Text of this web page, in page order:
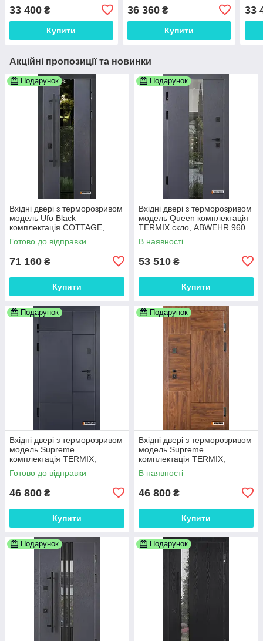
України
33 400 ₴
Купити
України, ручка труба
36 360₴
Купити
33
Акційні пропозиції та новинки
Подарунок
Вхідні двері з терморозривом
модель Ufo Black
комплектація COTTAGE,
ABWEHR
Готово до відправки
71 160 ₴
Купити
Подарунок
Вхідні двері з терморозривом
модель Queen комплектація
TERMIX скло, ABWEHR 960
В наявності
53 510 ₴
Купити
Подарунок
Вхідні двері з терморозривом
модель Supreme
комплектація TERMIX,
ABWEHR 960
Готово до відправки
46 800 ₴
Купити
Подарунок
Вхідні двері з терморозривом
модель Supreme
комплектація TERMIX,
ABWEHR 960
В наявності
46 800 ₴
Купити
Подарунок Подарунок